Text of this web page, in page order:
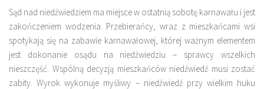
Sąd nad niedźwiedziem ma miejsce w ostatnią sobotę karnawału i jest
zakończeniem wodzenia. Przebierańcy, wraz z mieszkańcami wsi
spotykają się na zabawie karnawałowej, której ważnym elementem
jest dokonanie osądu na niedźwiedziu – sprawcy wszelkich
nieszczęść. Wspólną decyzją mieszkańców niedźwiedź musi zostać
zabity. Wyrok wykonuje myśliwy – niedźwiedź przy wielkim huku